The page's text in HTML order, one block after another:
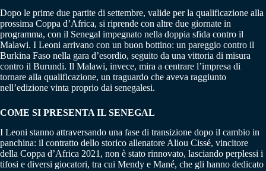
Dopo le prime due partite di settembre, valide per la qualificazione alla
prossima Coppa d’Africa, si riprende con altre due giornate in
programma, con il Senegal impegnato nella doppia sfida contro il
Malawi. I Leoni arrivano con un buon bottino: un pareggio contro il
Burkina Faso nella gara d’esordio, seguito da una vittoria di misura
contro il Burundi. Il Malawi, invece, mira a centrare l’impresa di
tornare alla qualificazione, un traguardo che aveva raggiunto
nell’edizione vinta proprio dai senegalesi.
COME SI PRESENTA IL SENEGAL
I Leoni stanno attraversando una fase di transizione dopo il cambio in
panchina: il contratto dello storico allenatore Aliou Cissé, vincitore
della Coppa d’Africa 2021, non è stato rinnovato, lasciando perplessi i
tifosi e diversi giocatori, tra cui Mendy e Mané, che gli hanno dedicato